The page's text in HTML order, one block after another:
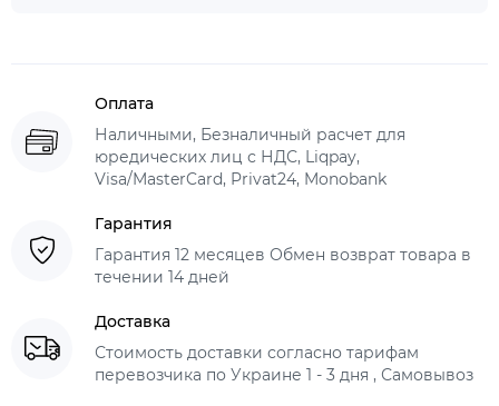
Оплата
Наличными, Безналичный расчет для
юредических лиц с НДС, Liqpay,
Visa/MasterCard, Privat24, Monobank
Гарантия
Гарантия 12 месяцев Обмен возврат товара в
течении 14 дней
Доставка
Стоимость доставки согласно тарифам
перевозчика по Украине 1 - 3 дня , Самовывоз